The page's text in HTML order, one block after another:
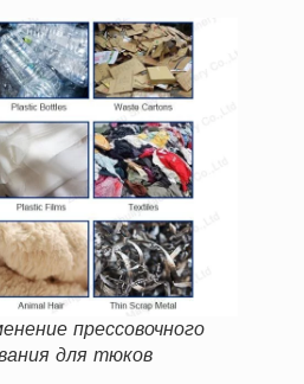
прессовочного
для тюков